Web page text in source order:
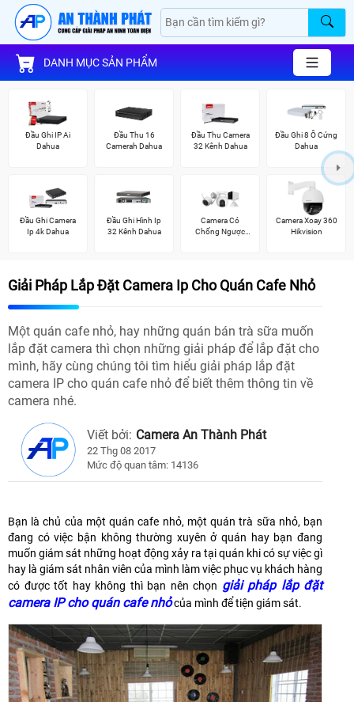
DANH MỤC SẢN PHẨM
Đầu Ghi IP Ai
Dahua
Đầu Thu 16
Camerah Dahua
Đầu Thu Camera
32 Kênh Dahua
Đầu Ghi 8 Ổ Cứng
Dahua
Đầu Ghi Camera
Ip 4k Dahua
Đầu Ghi Hình Ip
32 Kênh Dahua
Camera Có
Chống Ngược
Camera Xoay 360
Hikvision
Giải Pháp Lắp Đặt Camera Ip Cho Quán Cafe Nhỏ
Một quán cafe nhỏ, hay những quán bán trà sữa muốn
lắp đặt camera thì chọn những giải pháp để lắp đặt cho
mình, hãy cùng chúng tôi tìm hiểu giải pháp lắp đặt
camera IP cho quán cafe nhỏ để biết thêm thông tin về
camera nhé.
Viết bởi: Camera An Thành Phát
22 Thg 08 2017
Mức độ quan tâm: 14136
Bạn là chủ của một quán cafe nhỏ, một quán trà sữa nhỏ, bạn
đang có việc bận không thường xuyên ở quán hay bạn đang
muốn giám sát những hoạt động xảy ra tại quán khi có sự việc gì
hay là giám sát nhân viên của mình làm việc phục vụ khách hàng
có được tốt hay không thì bạn nên chọn giải pháp lắp đặt
camera IP cho quán cafe nhỏcủa mình để tiện giám sát.